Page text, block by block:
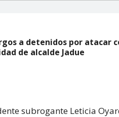
a detenidos por atacar
de alcalde Jadue
subrogante Leticia